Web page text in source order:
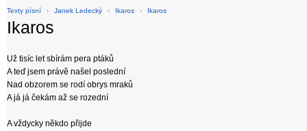
Texty písní › Janek Ledecký › Ikaros › Ikaros
Ikaros
Už tisíc let sbírám pera ptáků
A teď jsem právě našel poslední
Nad obzorem se rodí obrys mraků
A já já čekám až se rozední
A vždycky někdo přijde